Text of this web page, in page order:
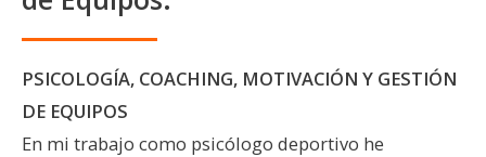
PSICOLOGÍA, COACHING, MOTIVACIÓN Y GESTIÓN
DE EQUIPOS
En mi trabajo como psicólogo deportivo he